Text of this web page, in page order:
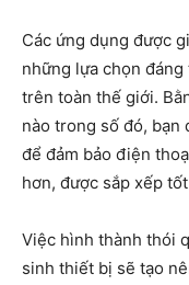
Các ứng dụng được
những lựa chọn
trên toàn thế giới.
nào trong số đó, bạn
để đảm bảo điện
hơn, được sắp xếp
Việc hình thành thói
sinh thiết bị sẽ tạo